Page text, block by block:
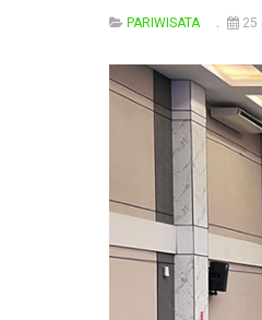
PARIWISATA 25